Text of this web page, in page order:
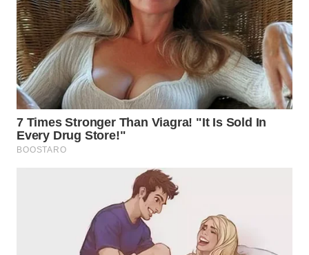
SAMOSIR
WN
PADANG
LAWAS
WN
SUMEDANG